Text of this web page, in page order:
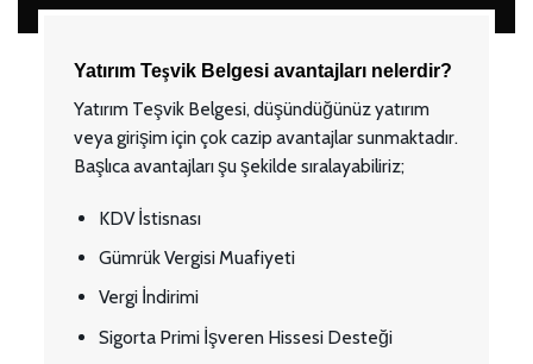
Yatırım Teşvik Belgesi avantajları nelerdir?
Yatırım Teşvik Belgesi, düşündüğünüz yatırım
veya girişim için çok cazip avantajlar sunmaktadır.
Başlıca avantajları şu şekilde sıralayabiliriz;
KDV İstisnası
Gümrük Vergisi Muafiyeti
Vergi İndirimi
Sigorta Primi İşveren Hissesi Desteği